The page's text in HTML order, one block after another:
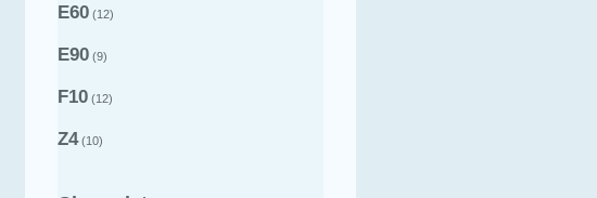
E60 (12)
E90 (9)
F10 (12)
Z4(10)